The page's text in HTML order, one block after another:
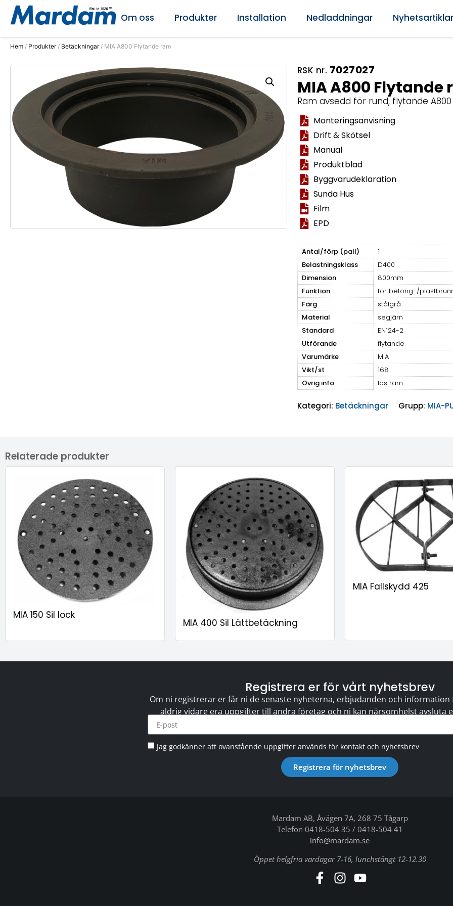
Om oss Produkter Installation Nedladdningar Nyhetsartiklar
Hem / Produkter/ Betäckningar/ MIA A800 Flytande ram
RSK nr. 7027027
MIA A800 Flytande
Ram avsedd för rund, flytande
Monteringsanvisning
Drift & Skötsel
Manual
Produktblad
Byggvarudeklaration
Sunda Hus
Film
EPD
Antal/förp (pall)
1
Belastningsklass
D400
Dimension
800mm
Funktion
för betong-/
Färg
stålgrå
Material
segjärn
Standard
EN124-2
Utförande
flytande
Varumärke
MIA
Vikt/st
168
Övrig info
lös ram
Kategori: Betäckningar Grupp: MIA-
Relaterade produkter
MIA 150 Sil lock
MIA 400 Sil Lättbetäckning
MIA Fallskydd 425
Registrera er för vårt nyhetsbrev
Om ni registrerar er får ni de senaste nyheterna, erbjudanden och information
aldrig vidare era uppgifter till andra företag och ni kan närsomhelst avsluta
Jag godkänner att ovanstående uppgifter används för kontakt och nyhetsbrev
Registrera för nyhetsbrev
Mardam AB, Åvägen 7A, 268 75 Tågarp
Telefon 0418-504 35 / 0418-504 41
info@mardam.se
Öppet helgfria vardagar 7-16, lunchstängt 12-12.30